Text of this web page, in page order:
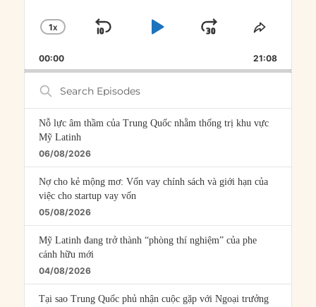
CHANGE
RATE
1X
SKIP
PLAYJUMP
FORWARD
SHARE
00:00 21:08
Search
Episodes
Nỗ lực âm thầm của Trung Quốc nhằm thống trị khu vực
Mỹ Latinh
06/08/2026
Nợ cho kẻ mộng mơ: Vốn vay chính sách và giới hạn của
việc cho startup vay vốn
05/08/2026
Mỹ Latinh đang trở thành “phòng thí nghiệm” của phe
cánh hữu mới
04/08/2026
Tại sao Trung Quốc phủ nhận cuộc gặp với Ngoại trưởng